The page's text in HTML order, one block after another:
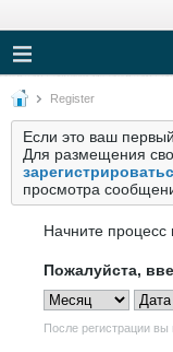
Register
Если это ваш
Для размещения
просмотра
Начните процесс
Пожалуйста,
После регистрации вы